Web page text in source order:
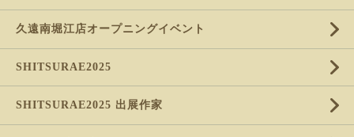
久遠南堀江店オープニングイベント
SHITSURAE2025
SHITSURAE2025 出展作家